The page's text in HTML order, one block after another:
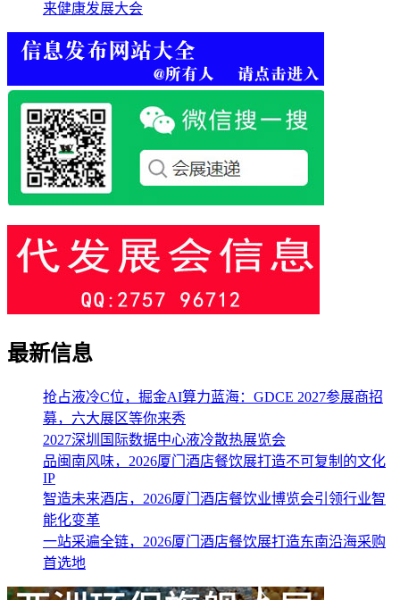
来健康发展大会
最新信息
抢占液冷C位，掘金AI算力蓝海：GDCE 2027参展商招
募，六大展区等你来秀
2027深圳国际数据中心液冷散热展览会
品闽南风味，2026厦门酒店餐饮展打造不可复制的文化
IP
智造未来酒店，2026厦门酒店餐饮业博览会引领行业智
能化变革
一站采遍全链，2026厦门酒店餐饮展打造东南沿海采购
首选地